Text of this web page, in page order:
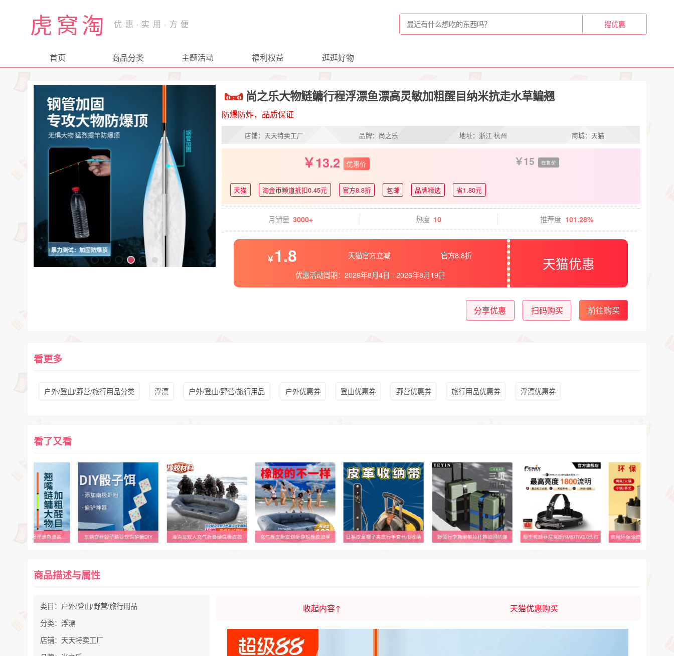
虎窝淘
首页 商品分类 主题活动 福利权益 逛逛好物
尚之乐大物鲢鳙行程浮漂鱼漂高灵敏加粗醒目纳米抗走水草鳊翘
防爆防炸，品质保证
店铺：天天特卖工厂 品牌：尚之乐 地址：浙江 杭州 商城：天猫
13.2 优惠价 15 在售价
天猫 淘金币频道抵扣0.45元 官方8.8折 包邮 品牌精选 省1.80元
月销量 3000+ 热度 10 推荐度 101.28%
1.8 天猫官方立减
官方8.8折
优惠活动周期： 2026年8月4日 - 2026年8月19日
天猫优惠
分享优惠 扫码购买 前往购买
看更多
户外/登山/野营/旅行用品分类 浮漂 户外/登山/野营/旅行用品 户外优惠券 登山优惠券 野营优惠券 旅行用品优惠券 浮漂优惠券
看了又看
东鼎穿丝骰子路亚软饵鲈鳜DIY 海泊龙双人充气折叠硬底橡皮筏 充气橡皮艇皮划艇游船橡胶加厚 日系皮革帽子夹旅行手套丝巾收纳 野萤行李箱绑带拉杆箱加固防爆 顺丰包邮菲尼克斯HM61RV3.0头灯
商品描述与属性
类目：户外/登山/野营/旅行用品
分类：浮漂
店铺：天天特卖工厂
收起内容↑ 天猫优惠购买